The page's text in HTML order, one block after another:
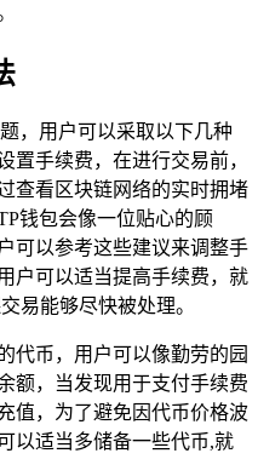
，用户可以采取以下几种
置手续费，在进行交易前，
查看区块链网络的实时拥堵
钱包会像一位贴心的顾
可以参考这些建议来调整手
户可以适当提高手续费，就
易能够尽快被处理。
代币，用户可以像勤劳的园
额，当发现用于支付手续费
值，为了避免因代币价格波
以适当多储备一些代币,就